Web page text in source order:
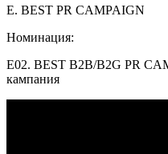
E. BEST PR CAMPAIGN
Номинация:
E02. BEST B2B/B2G PR
кампания